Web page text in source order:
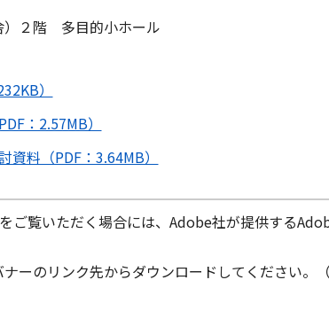
２階 多目的小ホール
）
：2.57MB）
料（PDF：3.64MB）
ご覧いただく場合には、Adobe社が提供する
ーのリンク先からダウンロードしてください。（